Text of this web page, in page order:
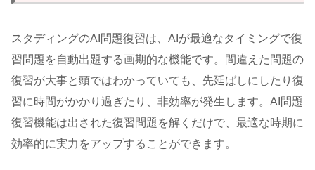
スタディングのAI問題復習は、AIが最適なタイミングで復
習問題を自動出題する画期的な機能です。間違えた問題の
復習が大事と頭ではわかっていても、先延ばしにしたり復
習に時間がかかり過ぎたり、非効率が発生します。AI問題
復習機能は出された復習問題を解くだけで、最適な時期に
効率的に実力をアップすることができます。